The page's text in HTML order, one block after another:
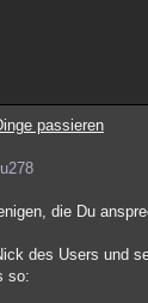
passieren
die Du
des Users und
so: